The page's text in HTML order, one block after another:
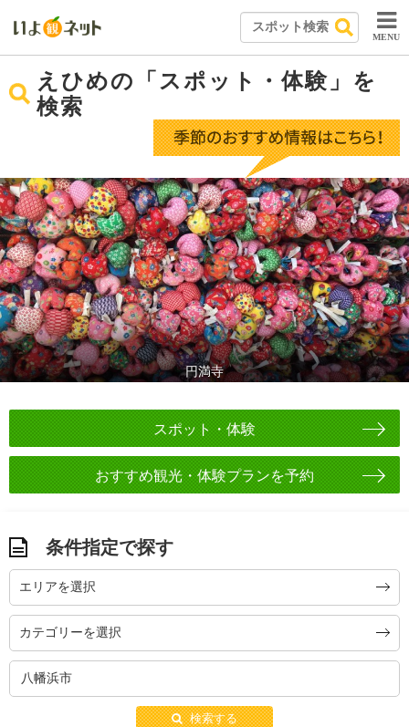
MENU
えひめの「スポット・体験」を
検索
円満寺
スポット・体験
おすすめ観光・体験プランを予約
条件指定で探す
エリアを選択
カテゴリーを選択
検索する